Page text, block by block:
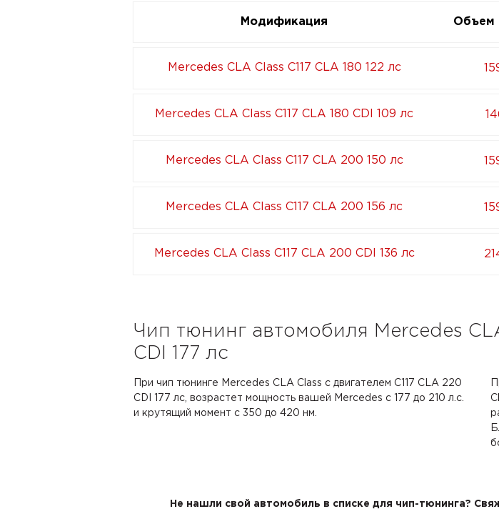
Модификация Объем
Mercedes CLA Class C117 CLA 180 122 лс
Mercedes CLA Class C117 CLA 180 CDI 109 лс
Mercedes CLA Class C117 CLA 200 150 лс
Mercedes CLA Class C117 CLA 200 156 лс
Mercedes CLA Class C117 CLA 200 CDI 136 лс
Чип тюнинг автомобиля Mercedes
CDI 177 лс
При чип тюнинге Mercedes CLA Class с двигателем C117 CLA 220
CDI 177 лс, возрастет мощность вашей Mercedes с 177 до 210 л.с.
и крутящий момент с 350 до 420 нм.
Не нашли свой автомобиль в списке для чип-тюнинга?